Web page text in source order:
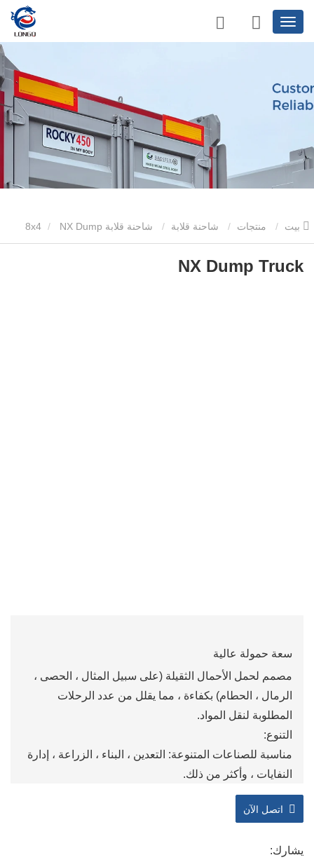
منتجات شاحنة قلابة شاحنة قلابة 8x4
Truck
NX Dump Truck
سعة حمولة عالية
مصمم لحمل الأحمال الثقيلة (على سبيل المثال ، الحصى ،
الرمال ، الحطام) بكفاءة ، مما يقلل من عدد الرحلات
المطلوبة لنقل المواد.
التنوع:
مناسبة للصناعات المتنوعة: التعدين ، البناء ، الزراعة ، إدارة
النفايات ، وأكثر من ذلك.
قابلة للتكوين مع أنواع مختلفة من الجسم (تفريغ خلفي ،
تفريغ جانبي ، تفريغ أسفل) وأحجام لتتناسب مع الاحتياجات
كفاءة عالية:
اتصل الآن
يشارك: